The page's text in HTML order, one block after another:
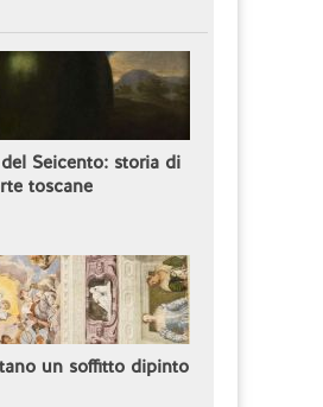
Seicento: storia di
toscane
un soffitto dipinto